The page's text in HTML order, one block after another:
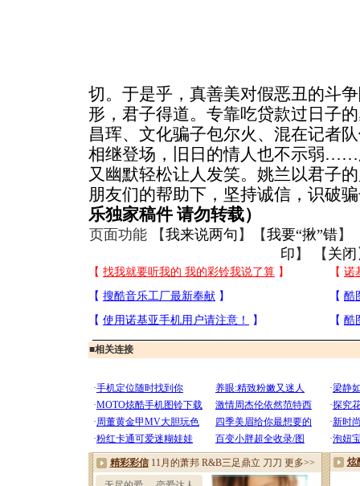
切。于是乎，真善美对假恶丑的斗
形，君子得道。专靠吃贷款过日子
昌珲、文化骗子包尔火、混在记者
相继登场，旧日的情人也不示弱……
又幽默轻松让人发笑。姚兰以君子
朋友们的帮助下，坚持诚信，识破
乐独家稿件 请勿转载）
页面功能 【我来说两句 】【我要“揪”错】
印 】 【 关闭
■相关连接